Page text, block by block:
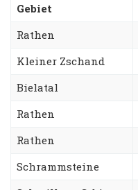
Gebiet
Rathen
Kleiner Zschand
Bielatal
Rathen
Rathen
Schrammsteine